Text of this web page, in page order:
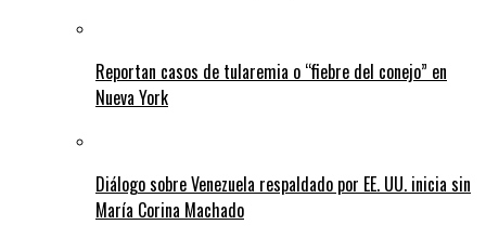
Reportan casos de tularemia o “fiebre del conejo” en
Nueva York
Diálogo sobre Venezuela respaldado por EE. UU. inicia sin
María Corina Machado